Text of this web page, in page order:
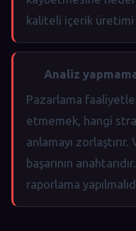
kaliteli içerik üretimi
Analiz
Pazarlama
etmemek, hangi
anlamayı
başarının
raporlama